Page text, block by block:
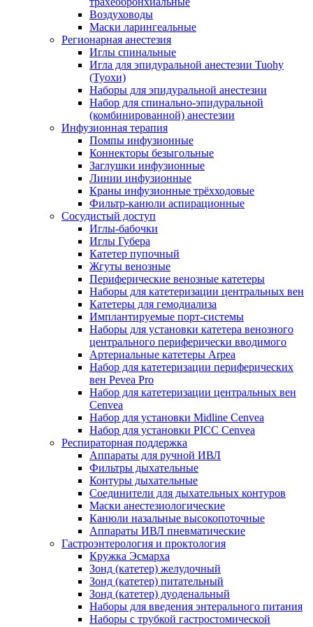
Воздуховоды
Маски ларингеальные
Регионарная анестезия
Иглы спинальные
Игла для эпидуральной анестезии Tuohy
(Туохи)
Наборы для эпидуральной анестезии
Набор для спинально-эпидуральной
(комбинированной) анестезии
Инфузионная терапия
Помпы инфузионные
Коннекторы безыгольные
Заглушки инфузионные
Линии инфузионные
Краны инфузионные трёхходовые
Фильтр-канюли аспирационные
Сосудистый доступ
Иглы-бабочки
Иглы Губера
Катетер пупочный
Жгуты венозные
Периферические венозные катетеры
Наборы для катетеризации центральных вен
Катетеры для гемодиализа
Имплантируемые порт‑системы
Наборы для установки катетера венозного
центрального периферически вводимого
Артериальные катетеры Arpea
Набор для катетеризации периферических
вен Pevea Pro
Набор для катетеризации центральных вен
Cenvea
Набор для установки Midline Cenvea
Набор для установки PICC Cenvea
Респираторная поддержка
Аппараты для ручной ИВЛ
Фильтры дыхательные
Контуры дыхательные
Соединители для дыхательных контуров
Маски анестезиологические
Канюли назальные высокопоточные
Аппараты ИВЛ пневматические
Гастроэнтерология и проктология
Кружка Эсмарха
Зонд (катетер) желудочный
Зонд (катетер) питательный
Зонд (катетер) дуоденальный
Наборы для введения энтерального питания
Наборы с трубкой гастростомической